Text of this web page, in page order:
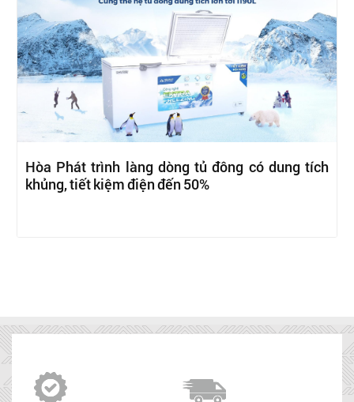
Hòa Phát trình làng dòng tủ đông có dung tích
khủng, tiết kiệm điện đến 50%